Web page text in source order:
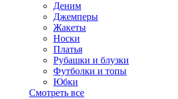
Деним
Джемперы
Жакеты
Носки
Платья
Рубашки и блузки
Футболки и топы
Юбки
Смотреть все